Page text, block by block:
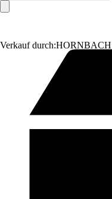
Verkauf durch:HORNBACH